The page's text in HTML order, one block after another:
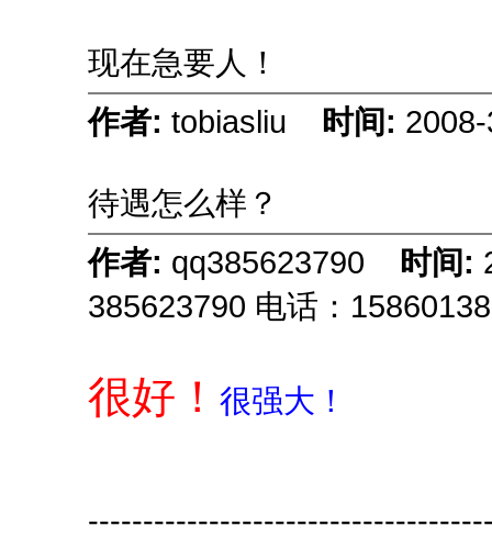
现在急要人！
作者: tobiasliu 时间:
待遇怎么样？
作者: qq385623790 时间:
385623790 电话：
很好！ 很强大！